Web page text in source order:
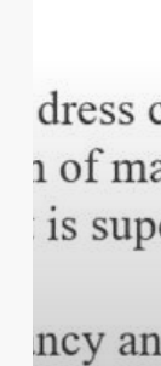
Media